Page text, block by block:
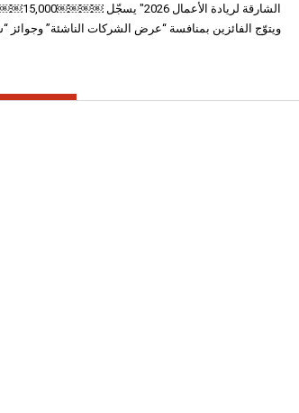
الشارقة
ويتوّج الفائزين بمنافسة “عرض الشركات الناشئة” وجوائز “سِفّي